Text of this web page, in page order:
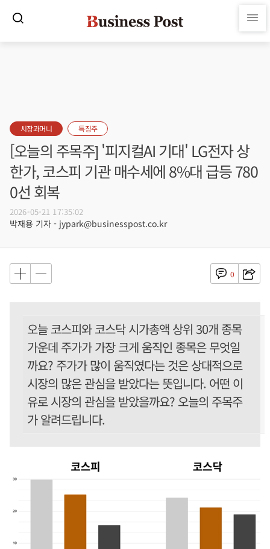
시장과머니 특징주
[오늘의 주목주] '피지컬AI 기대' LG전자 상
한가, 코스피 기관 매수세에 8%대 급등 780
0선 회복
2026-05-21 17:35:02
박재용 기자 - jypark@businesspost.co.kr
0
오늘 코스피와 코스닥 시가총액 상위 30개 종목
가운데 주가가 가장 크게 움직인 종목은 무엇일
까요? 주가가 많이 움직였다는 것은 상대적으로
시장의 많은 관심을 받았다는 뜻입니다. 어떤 이
유로 시장의 관심을 받았을까요? 오늘의 주목주
가 알려드립니다.